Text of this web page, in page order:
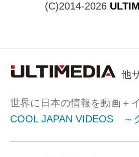
(C)2014-2026
他
世界に日本の情報を動画＋
COOL JAPAN VIDEOS ～